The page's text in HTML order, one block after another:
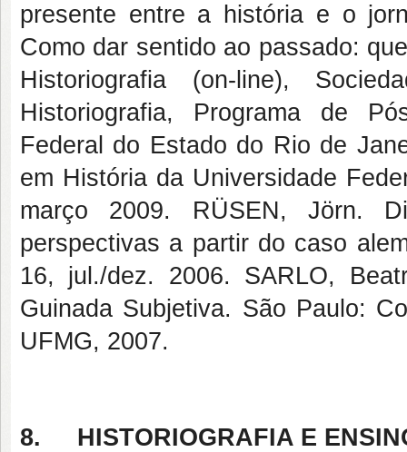
presente entre a história e o
Como dar sentido ao passado:
Historiografia (on-line),
Historiografia, Programa de
Federal do Estado do Rio de
em História da Universidade
março 2009. RÜSEN, Jörn.
perspectivas a partir do caso
16, jul./dez. 2006. SARLO,
Guinada Subjetiva. São Paulo:
UFMG, 2007.
8. HISTORIOGRAFIA E